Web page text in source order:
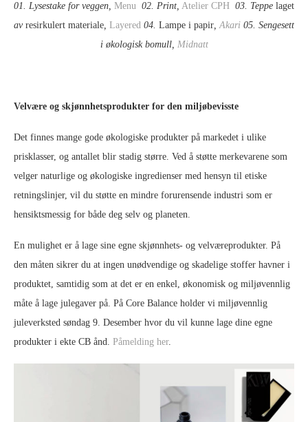
01. Lysestake for veggen, Menu 02. Print, Atelier CPH 03. Teppe laget
av resirkulert materiale, Layered 04. Lampe i papir, Akari 05. Sengesett
i økologisk bomull, Midnatt
Velvære og skjønnhetsprodukter for den miljøbevisste
Det finnes mange gode økologiske produkter på markedet i ulike
prisklasser, og antallet blir stadig større. Ved å støtte merkevarene som
velger naturlige og økologiske ingredienser med hensyn til etiske
retningslinjer, vil du støtte en mindre forurensende industri som er
hensiktsmessig for både deg selv og planeten.
En mulighet er å lage sine egne skjønnhets- og velværeprodukter. På
den måten sikrer du at ingen unødvendige og skadelige stoffer havner i
produktet, samtidig som at det er en enkel, økonomisk og miljøvennlig
måte å lage julegaver på. På Core Balance holder vi miljøvennlig
juleverksted søndag 9. Desember hvor du vil kunne lage dine egne
produkter i ekte CB ånd. Påmelding her.